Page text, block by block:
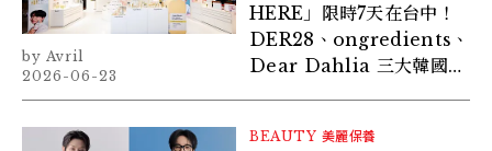
HERE」限時7天在台中！
DER28、ongredients、
Dear Dahlia 三大韓國美
Avril
2026-06-23
BEAUTY 美麗保養